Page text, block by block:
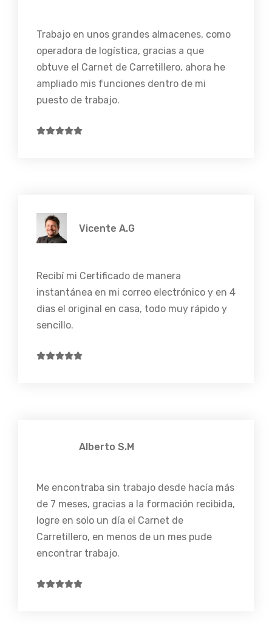
Trabajo en unos grandes almacenes, como
operadora de logística, gracias a que
obtuve el Carnet de Carretillero, ahora he
ampliado mis funciones dentro de mi
puesto de trabajo.
Vicente A.G
Recibí mi Certificado de manera
instantánea en mi correo electrónico y en 4
dias el original en casa, todo muy rápido y
sencillo.
Alberto S.M
Me encontraba sin trabajo desde hacía más
de 7 meses, gracias a la formación recibida,
logre en solo un día el Carnet de
Carretillero, en menos de un mes pude
encontrar trabajo.